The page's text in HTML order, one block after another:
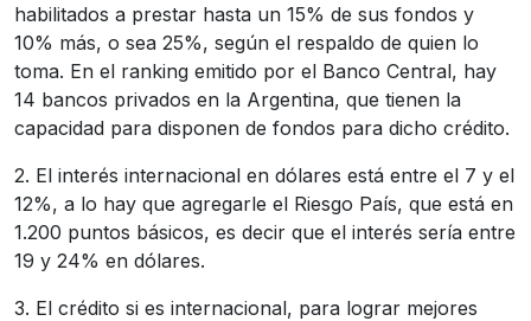
habilitados a prestar hasta un 15% de sus fondos y
10% más, o sea 25%, según el respaldo de quien lo
toma. En el ranking emitido por el Banco Central, hay
14 bancos privados en la Argentina, que tienen la
capacidad para disponen de fondos para dicho crédito.
2. El interés internacional en dólares está entre el 7 y el
12%, a lo hay que agregarle el Riesgo País, que está en
1.200 puntos básicos, es decir que el interés sería entre
19 y 24% en dólares.
3. El crédito si es internacional, para lograr mejores